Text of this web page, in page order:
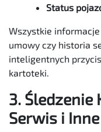
Status
Wszystkie
umowy czy historia
inteligentnych
kartoteki.
3. Śledzenie
Serwis i Inne